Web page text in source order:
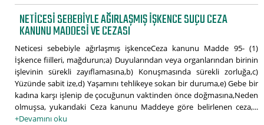
NETICESI SEBEBIYLE AĞIRLAŞMIŞ IŞKENCE SUÇU CEZA
KANUNU MADDESI VE CEZASI
Neticesi sebebiyle ağırlaşmış işkenceCeza kanunu Madde 95- (1)
İşkence fiilleri, mağdurun;a) Duyularından veya organlarından birinin
işlevinin sürekli zayıflamasına,b) Konuşmasında sürekli zorluğa,c)
Yüzünde sabit ize,d) Yaşamını tehlikeye sokan bir duruma,e) Gebe bir
kadına karşı işlenip de çocuğunun vaktinden önce doğmasına,Neden
olmuşsa, yukarıdaki Ceza kanunu Maddeye göre belirlenen ceza,...
+Devamını oku